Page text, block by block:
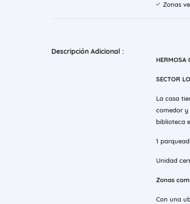
Zonas
Descripción Adicional :
HERMOSA
SECTOR
La casa
comedor y
biblioteca
1
Unidad
Zonas
Con una